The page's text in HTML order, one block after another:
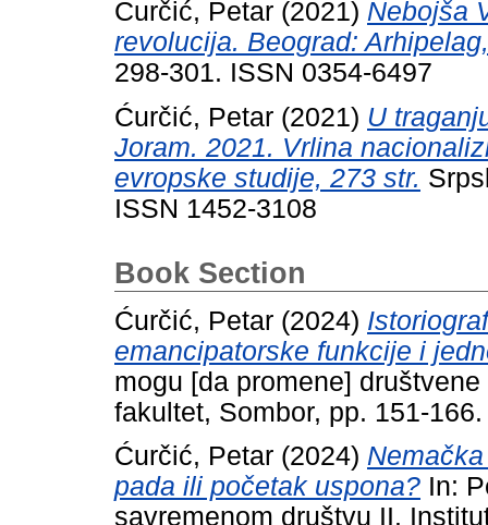
Ćurčić, Petar (2021) Nebojša
revolucija. Beograd:
298-301. ISSN 0354-6497
Ćurčić, Petar (2021) U
Joram. 2021. Vrlina
evropske studije, 273 str.
ISSN 1452-3108
Book Section
Ćurčić, Petar (2024)
emancipatorske funkcije i
mogu [da promene]
fakultet, Sombor, pp. 151-166.
Ćurčić, Petar (2024)
pada ili početak uspona? In:
savremenom društvu II.